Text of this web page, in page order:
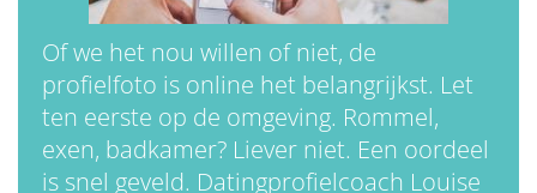
Of we het nou willen of niet, de
profielfoto is online het belangrijkst. Let
ten eerste op de omgeving. Rommel,
exen, badkamer? Liever niet. Een oordeel
is snel geveld. Datingprofielcoach Louise